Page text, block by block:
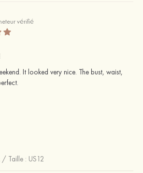
vérifié
It looked very nice. The bust, waist,
/ Taille : US12